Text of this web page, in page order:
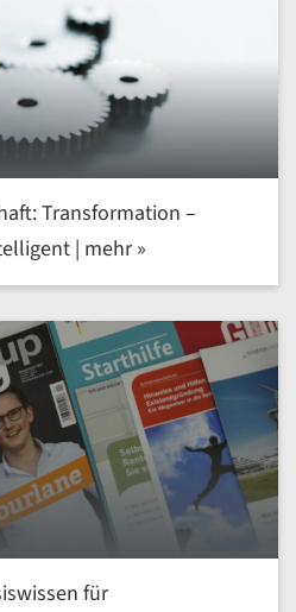
Transformation –
Nachhaltig.Effizient.Intelligent | mehr »
für